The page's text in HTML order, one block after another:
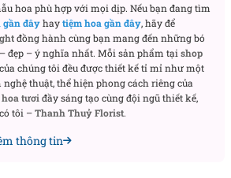
nhận có thể chiêm ngưỡng vẻ đẹp
tiên. Được chăm chút từ từng
liệu giấy lót và ruy băng trang trí,
“chiếc hộp kỷ niệm” đựng trọn
đầu đời, lời nhắn yêu thương hoặc
nhàng: “Bạn xứng đáng được
hoa phù hợp với mọi dịp. Nếu bạn đang tìm
gần đâyhaytiệm hoa gần đây, hãy để
đồng hành cùng bạn mang đến những bó
đẹp – ý nghĩa nhất. Mỗi sản phẩm tại shop
của chúng tôi đều được thiết kế tỉ mỉ như một
nghệ thuật, thể hiện phong cách riêng của
tươi đầy sáng tạo cùng đội ngũ thiết kế,
tôi –Thanh Thuỷ Florist.
thông tin